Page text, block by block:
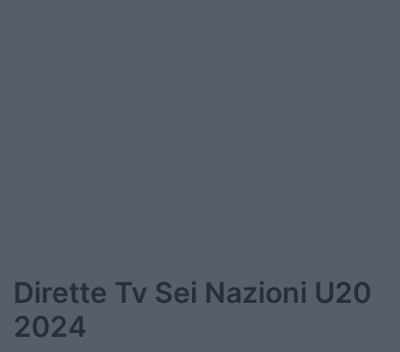
Dirette Tv Sei Nazioni U20
2024